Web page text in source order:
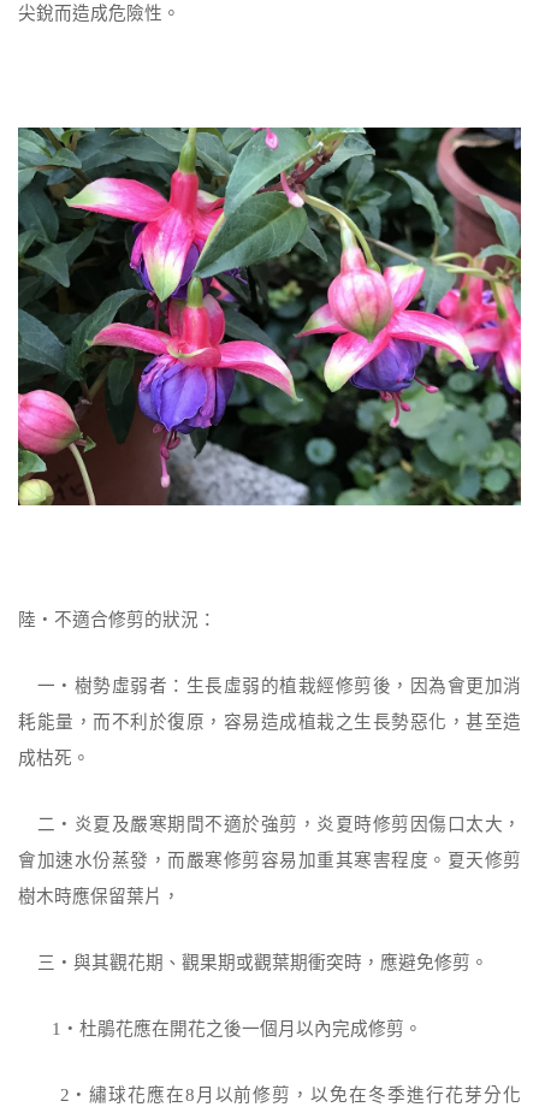
尖銳而造成危險性。
陸‧不適合修剪的狀況：
一‧樹勢虛弱者：生長虛弱的植栽經修剪後，因為會更加消
耗能量，而不利於復原， 容易造成植栽之生長勢惡化，甚至造
成枯死。
二‧炎夏及嚴寒期間不適於強剪，炎夏時修剪因傷口太大，
會加速水份蒸發，而嚴寒修剪容易加重其寒害程度。夏天修剪
樹木時應保留葉片，
三‧與其觀花期、觀果期或觀葉期衝突時，應避免修剪。
1 ‧杜鵑花應在開花之後一個月以內完成修剪。
2 ‧繡球花應在8 月以前修剪，以免在冬季進行花芽分化